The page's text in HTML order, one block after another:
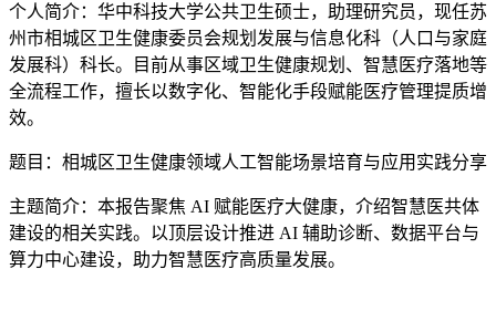
个人简介：华中科技大学公共卫生硕士，助理研究员，现任苏
州市相城区卫生健康委员会规划发展与信息化科（人口与家庭
发展科）科长。目前从事区域卫生健康规划、智慧医疗落地等
全流程工作，擅长以数字化、智能化手段赋能医疗管理提质增
效。
题目：相城区卫生健康领域人工智能场景培育与应用实践分享
主题简介：本报告聚焦 AI 赋能医疗大健康，介绍智慧医共体
建设的相关实践。以顶层设计推进 AI 辅助诊断、数据平台与
算力中心建设，助力智慧医疗高质量发展。